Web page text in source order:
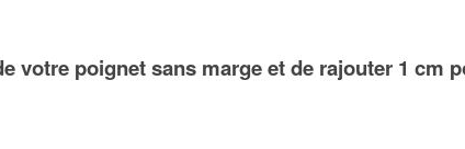
votre poignetsans marge et de rajouter 1 cm